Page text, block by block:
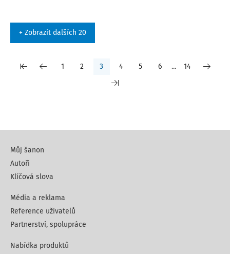
+ Zobrazit dalších 20
1 2 3 4 5 6 ... 14
Můj šanon
Autoři
Klíčová slova
Média a reklama
Reference uživatelů
Partnerství, spolupráce
Nabídka produktů